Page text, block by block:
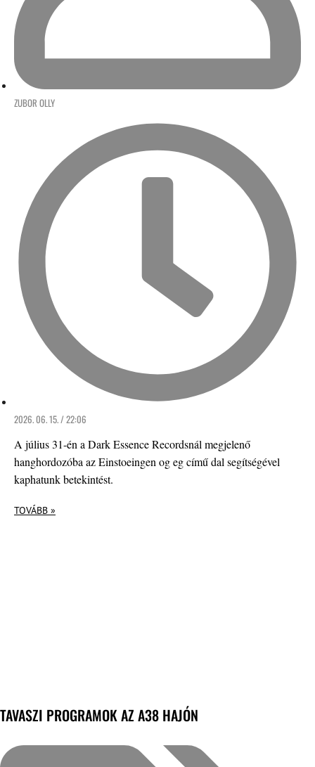
ZUBOR OLLY
2026. 06. 15. / 22:06
A július 31-én a Dark Essence Recordsnál megjelenő
hanghordozóba az Einstoeingen og eg című dal segítségével
kaphatunk betekintést.
TOVÁBB »
TAVASZI PROGRAMOK AZ A38 HAJÓN